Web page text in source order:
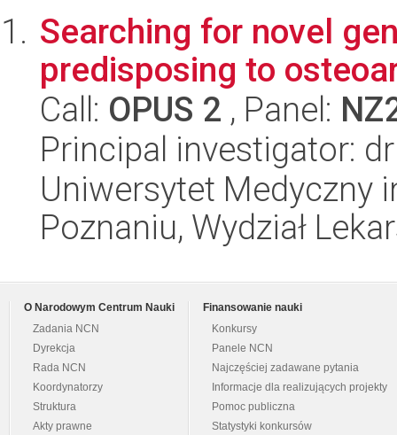
Searching for novel
predisposing to
Call: OPUS 2 , Panel:
Principal investigator:
Uniwersytet Medyczny
Poznaniu, Wydział
O Narodowym Centrum Nauki
Zadania NCN
Dyrekcja
Rada NCN
Koordynatorzy
Struktura
Akty prawne
Finansowanie nauki
Konkursy
Panele NCN
Najczęściej zadawane pytania
Informacje dla realizujących projekty
Pomoc publiczna
Statystyki konkursów